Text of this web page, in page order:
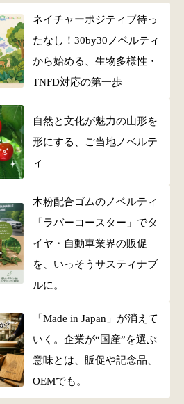
ネイチャーポジティブ待っ
たなし！30by30ノベルティ
から始める、生物多様性・
TNFD対応の第一歩
自然と文化が魅力の山形を
形にする、ご当地ノベルテ
ィ
木粉配合ゴムのノベルティ
「ラバーコースター」でタ
イヤ・自動車業界の販促
を、いっそうサスティナブ
ルに。
「Made in Japan」が消えて
いく。企業が“国産”を選ぶ
意味とは、販促や記念品、
OEMでも。